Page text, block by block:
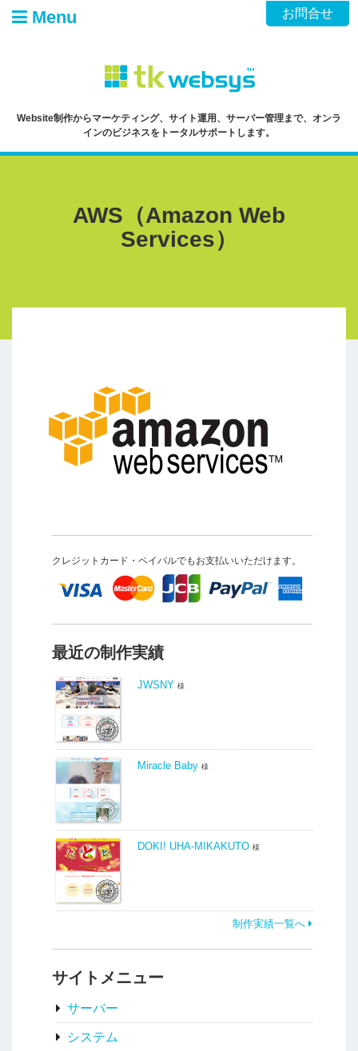
Skip
お問合せ
Website制作からマーケティング、サイト運用、サーバー管理まで、オンラ
インのビジネスをトータルサポートします。
Menu
AWS（Amazon Web
Services）
クレジットカード・ペイパルでもお支払いいただけます。
最近の制作実績
JWSNY 様
Miracle Baby 様
DOKI! UHA-MIKAKUTO 様
制作実績一覧へ
サイトメニュー
サーバー
システム